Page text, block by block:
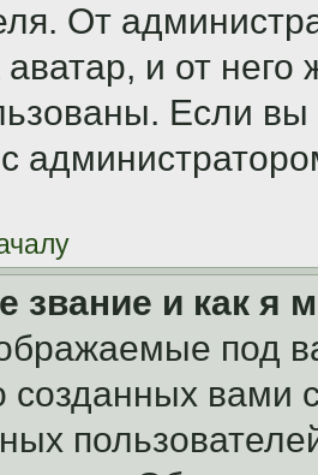
От
и от него
Если
звание и как я
под
созданных